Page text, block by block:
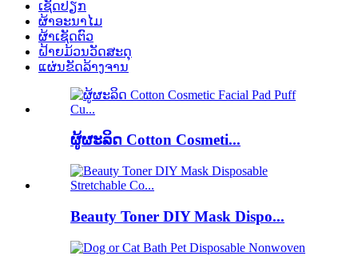
ເຊັດປຽກ
ຜ້າອະນາໄມ
ຜ້າເຊັດຕົວ
ຝ້າຍມ້ວນວັດສະດຸ
ແຜ່ນຂັດລ້າງຈານ
ຜູ້ຜະລິດ Cotton Cosmeti...
Beauty Toner DIY Mask Dispo...